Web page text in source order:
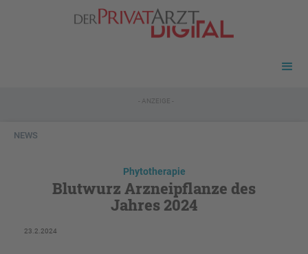
- ANZEIGE -
NEWS
Phytotherapie
Blutwurz Arzneipflanze des
Jahres 2024
23.2.2024